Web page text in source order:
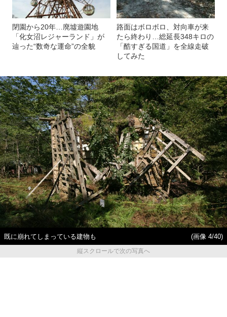
閉園から20年…廃墟遊園地
「化女沼レジャーランド」が
辿った“数奇な運命”の全貌
路面はボロボロ、対向車が来
たら終わり…総延長348キロの
「酷すぎる国道」を全線走破
してみた
既に崩れてしまっている建物も
(画像 4/40)
縦スクロールで次の写真へ